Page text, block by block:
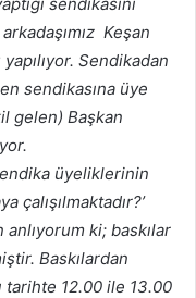
Keşan
Sendikadan
sendikasına üye
gelen) Başkan
üyeliklerinin
çalışılmaktadır?’
anlıyorum ki; baskılar
Baskılardan
tarihte 12.00 ile 13.00